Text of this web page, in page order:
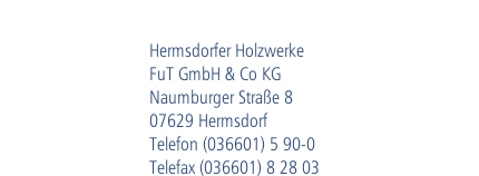
Hermsdorfer Holzwerke
FuT GmbH & Co KG
Naumburger Straße 8
07629 Hermsdorf
Telefon (036601) 5 90-0
Telefax (036601) 8 28 03